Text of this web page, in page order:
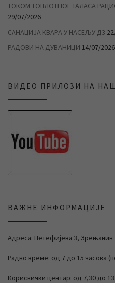
ТОКОМ ТОПЛОТНОГ ТАЛАСА
29/07/2026
САНАЦИЈА КВАРА У НАСЕЉУ Д3
РАДОВИ НА ДУВАНИЦИ 14/07/2026
ВИДЕО ПРИЛОЗИ НА
ВАЖНЕ ИНФОРМАЦИЈЕ
Адреса: Петефијева 3, Зрењанин
Радно време: од 7 до 15 часова
Кориснички центар: од 7,30 до